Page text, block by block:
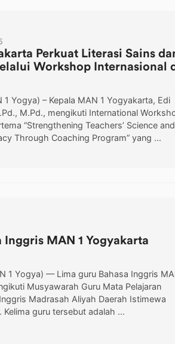
Perkuat Literasi Sains
Workshop Internasional
Yogya) – Kepala MAN 1 Yogyakarta, Edi
M.Pd., mengikuti International
“Strengthening Teachers’ Science and
Through Coaching Program” yang ...
Inggris MAN 1 Yogyakarta
1 Yogya) — Lima guru Bahasa Inggris
Musyawarah Guru Mata Pelajaran
Madrasah Aliyah Daerah Istimewa
Kelima guru tersebut adalah ...